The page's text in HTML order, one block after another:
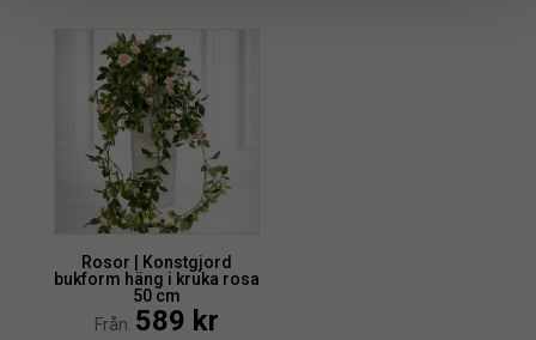
Rosor | Konstgjord
bukform häng i kruka rosa
50 cm
Från: 589 kr